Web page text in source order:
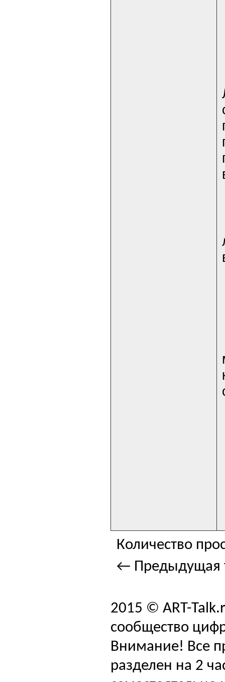
Количество
← Предыдущая
2015 © ART-
сообщество
Внимание! Все
разделен на 2